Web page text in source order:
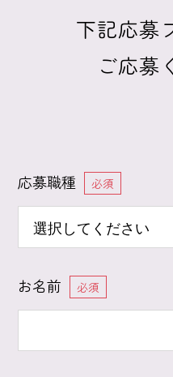
下記応募
ご応募
応募職種 必須
お名前 必須